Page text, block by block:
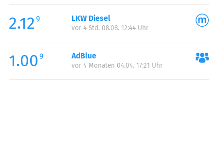
2.12 9 LKW Diesel
vor 4 Std. 08.08. 12:44 Uhr
1.00 9 AdBlue
vor 4 Monaten 04.04. 17:21 Uhr